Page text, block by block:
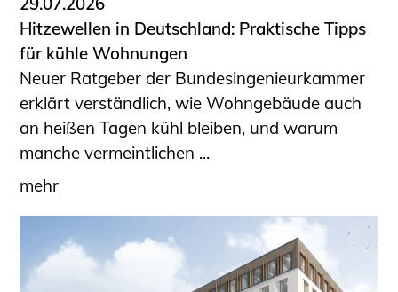
Hitzewellen in Deutschland: Praktische Tipps
für kühle Wohnungen
Neuer Ratgeber der Bundesingenieurkammer
erklärt verständlich, wie Wohngebäude auch
an heißen Tagen kühl bleiben, und warum
manche vermeintlichen ...
mehr